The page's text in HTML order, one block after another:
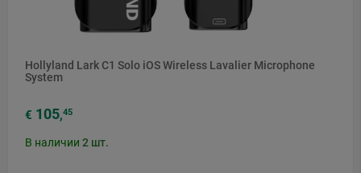
Hollyland Lark C1 Solo iOS Wireless Lavalier Microphone
System
€ 105,45
В наличии 2 шт.